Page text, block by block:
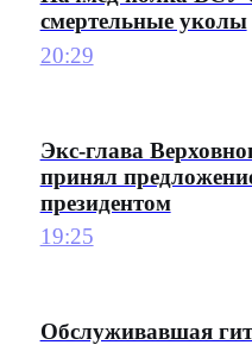
смертельные уколы
20:29
Экс-глава
принял
президентом
19:25
Обслуживавшая